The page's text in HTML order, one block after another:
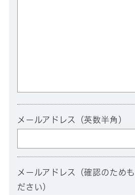
メールアドレス（英数半角）
メールアドレス（確認のため
ださい）